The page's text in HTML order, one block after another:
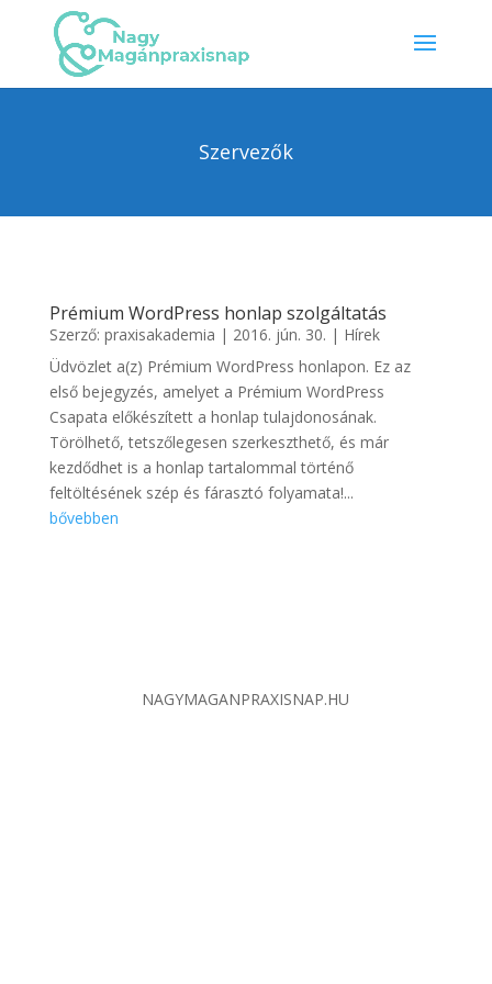
Szervezők
Prémium WordPress honlap szolgáltatás
Szerző: praxisakademia | 2016. jún. 30. | Hírek
Üdvözlet a(z) Prémium WordPress honlapon. Ez az
első bejegyzés, amelyet a Prémium WordPress
Csapata előkészített a honlap tulajdonosának.
Törölhető, tetszőlegesen szerkeszthető, és már
kezdődhet is a honlap tartalommal történő
feltöltésének szép és fárasztó folyamata!...
bővebben
NAGYMAGANPRAXISNAP.HU